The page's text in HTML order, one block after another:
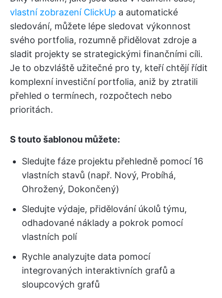
vlastní zobrazení ClickUp a automatické
sledování, můžete lépe sledovat výkonnost
svého portfolia, rozumně přidělovat zdroje a
sladit projekty se strategickými finančními cíli.
Je to obzvláště užitečné pro ty, kteří chtějí řídit
komplexní investiční portfolia, aniž by ztratili
přehled o termínech, rozpočtech nebo
prioritách.
S touto šablonou můžete:
Sledujte fáze projektu přehledně pomocí 16
vlastních stavů (např. Nový, Probíhá,
Ohrožený, Dokončený)
Sledujte výdaje, přidělování úkolů týmu,
odhadované náklady a pokrok pomocí
vlastních polí
Rychle analyzujte data pomocí
integrovaných interaktivních grafů a
sloupcových grafů